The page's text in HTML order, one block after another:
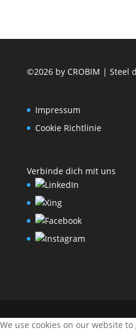
©2026 by CROBIM | Steel
Impressum
Cookie Richtlinie
Verbinde dich mit uns
We use cookies on our website